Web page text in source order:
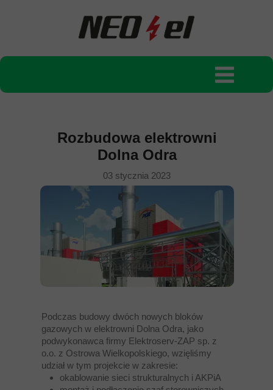
03 stycznia 2023
Rozbudowa elektrowni
Dolna Odra
Podczas budowy dwóch nowych bloków
gazowych w elektrowni Dolna Odra, jako
podwykonawca firmy Elektroserv-ZAP sp. z
o.o. z Ostrowa Wielkopolskiego, wzięliśmy
udział w tym projekcie w zakresie:
okablowanie sieci strukturalnych i AKPiA